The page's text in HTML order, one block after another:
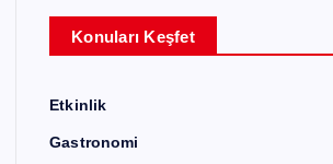
Konuları Keşfet
Etkinlik
Gastronomi